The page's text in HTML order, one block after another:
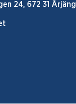
24, 672 31 Årjäng